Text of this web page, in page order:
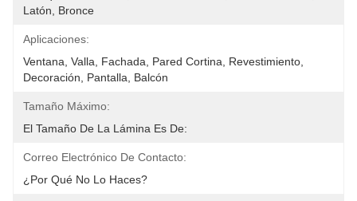
Latón, Bronce
Aplicaciones:
Ventana, Valla, Fachada, Pared Cortina, Revestimiento,
Decoración, Pantalla, Balcón
Tamaño Máximo:
El Tamaño De La Lámina Es De:
Correo Electrónico De Contacto:
¿Por Qué No Lo Haces?